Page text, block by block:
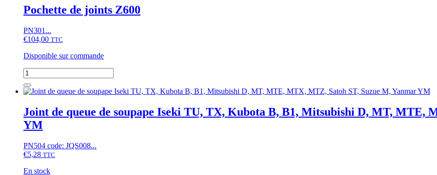
D750...
huile
Yanmar
series,
Kubota
X,
Kubota
Pochette de joints Z600
PN301...
€104,00 TTC
Disponible sur commande
quantité
de
Pochette
joints
Z600
Joint de queue de soupape Iseki TU, TX, Kubota B, B1, Mitsubishi D, MT, MTE,
YM
PN504 code: JQS008...
€5,28 TTC
En stock